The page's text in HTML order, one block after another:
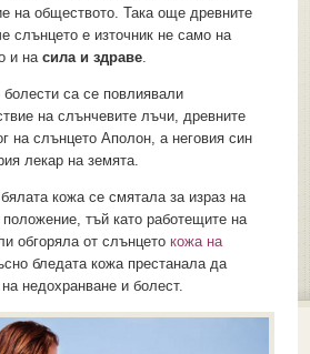
на обществото. Така още древните
слънцето е източник не само на
и на сила и здраве.
са се повлиявали
на слънчевите лъчи, древните
на слънцето Аполон, а неговия син
лекар на земята.
кожа се смятала за израз на
тъй като работещите на
обгоряла от слънцето кожа на
бледата кожа престанала да
недохранване и болест.